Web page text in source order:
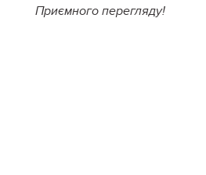
Приємного перегляду!